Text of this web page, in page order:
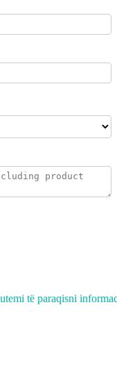
të paraqisni